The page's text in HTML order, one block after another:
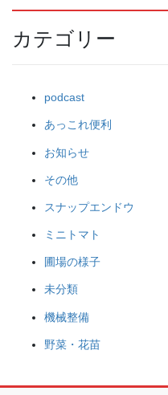
カテゴリー
podcast
あっこれ便利
お知らせ
その他
スナップエンドウ
ミニトマト
圃場の様子
未分類
機械整備
野菜・花苗